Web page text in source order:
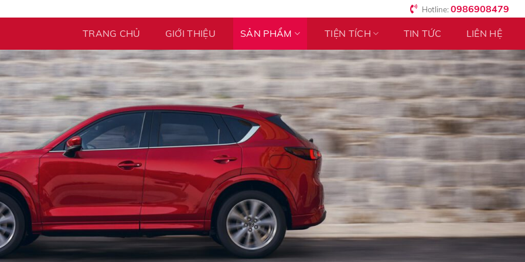
Hotline:0986908479
TRANG CHỦ GIỚI THIỆU SẢN PHẨM TIỆN TÍCH TIN TỨC LIÊN HỆ